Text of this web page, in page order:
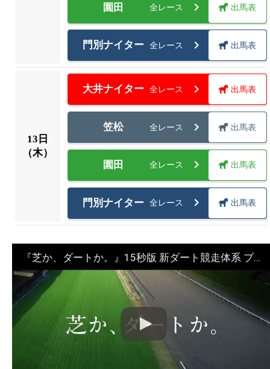
園田 全レース 出馬表
門別ナイター 全レース 出馬表
13 日
（木）
大井ナイター 全レース 出馬表
笠松 全レース 出馬表
園田 全レース 出馬表
門別ナイター 全レース 出馬表
『芝か、ダートか。』15秒版 新ダート競走体系 プロモーションムービー